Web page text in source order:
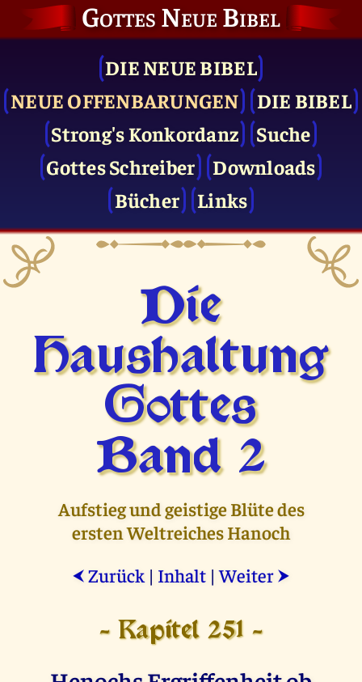
Gottes Neue Bibel
DIE NEUE BIBEL
NEUE OFFENBARUNGEN
DIE BIBEL
Strong's Konkordanz
Suche
Gottes Schreiber
Downloads
Bücher
Links
Die
Haushaltung
Gottes
Band 2
Aufstieg und geistige Blüte des
ersten Weltreiches Hanoch
⮜ Zurück | Inhalt |Weiter ⮞
- Kapitel 251 -